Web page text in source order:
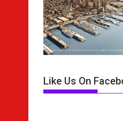
Like Us On